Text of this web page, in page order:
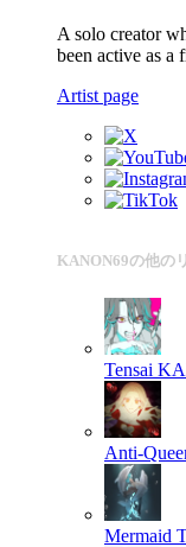
A solo creator
been active as a
Artist page
KANON69の他の
Tensai
Anti-
Mermaid